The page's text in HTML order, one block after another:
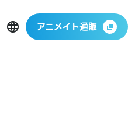
アニメイト通販